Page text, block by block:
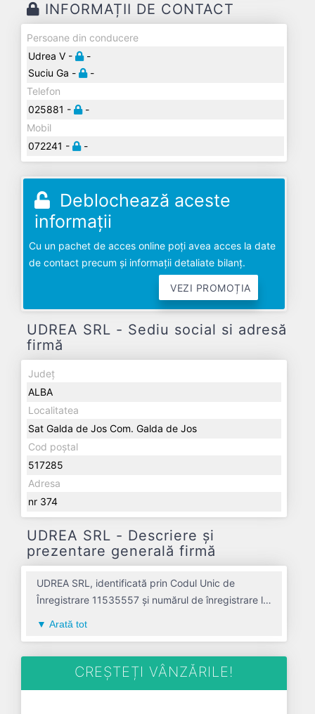
INFORMAȚII DE CONTACT
Persoane din conducere
Udrea V -
-
Suciu Ga -
-
Telefon
025881 -
-
Mobil
072241 -
-
Deblochează aceste
informații
Cu un pachet de acces online poți avea acces la date
de contact precum și informații detaliate bilanț.
VEZI PROMOȚIA
UDREA SRL - Sediu social si adresă
firmă
Județ
ALBA
Localitatea
Sat Galda de Jos Com. Galda de Jos
Cod poștal
517285
Adresa
nr 374
UDREA SRL - Descriere și
prezentare generală firmă
UDREA SRL, identificată prin Codul Unic de
Înregistrare 11535557 și numărul de înregistrare la
produse alimentare, bauturi si tutun avand codul
4711. Cu sediul social poziționat în zona de Centru
Arată tot
CREȘTEȚI VÂNZĂRILE!